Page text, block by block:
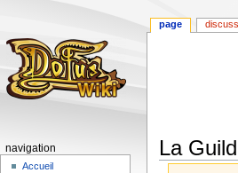
La
page
navigation
Accueil